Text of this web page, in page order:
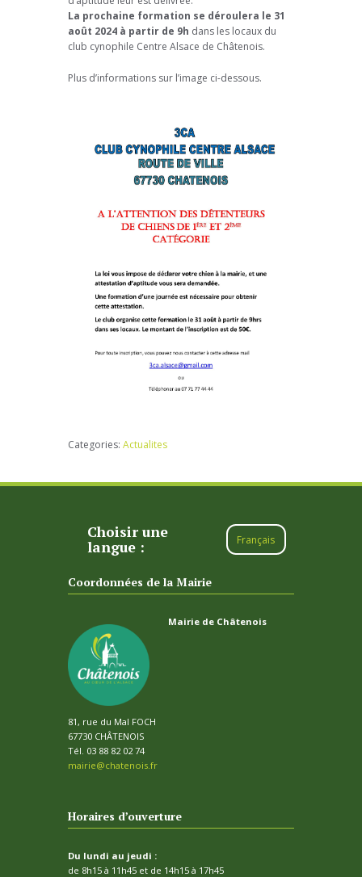
La prochaine formation se déroulera le 31
août 2024 à partir de 9h dans les locaux du
club cynophile Centre Alsace de Châtenois.
Plus d’informations sur l’image ci-dessous.
Categories: Actualites
Choisir une
langue :
Français
Coordonnées de la Mairie
Mairie de Châtenois
81, rue du Mal FOCH
67730 CHÂTENOIS
Tél. 03 88 82 02 74
mairie@chatenois.fr
Horaires d’ouverture
Du lundi au jeudi :
de 8h15 à 11h45 et de 14h15 à 17h45